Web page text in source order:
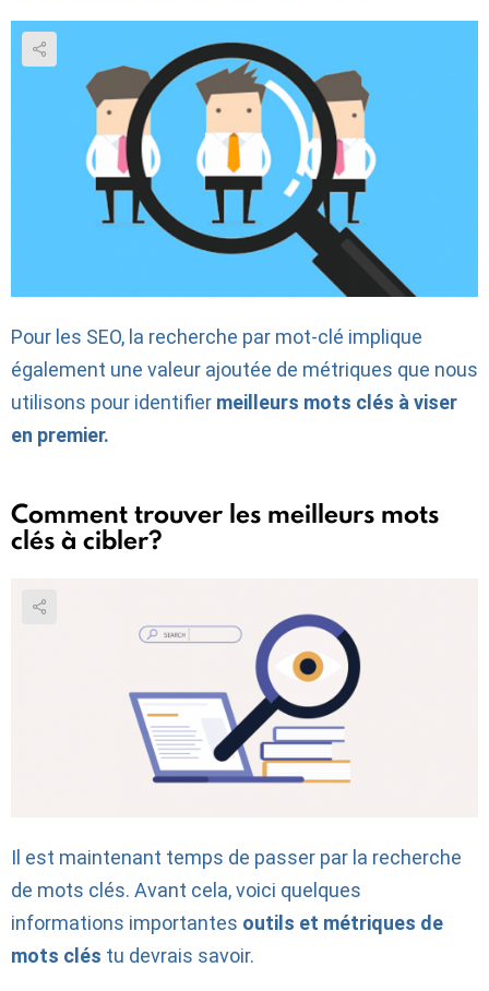
Pour les SEO, la recherche par mot-clé implique
également une valeur ajoutée de métriques que nous
utilisons pour identifier meilleurs mots clés à viser
en premier.
Comment trouver les meilleurs mots
clés à cibler?
Il est maintenant temps de passer par la recherche
de mots clés. Avant cela, voici quelques
informations importantes outils et métriques de
mots clés tu devrais savoir.